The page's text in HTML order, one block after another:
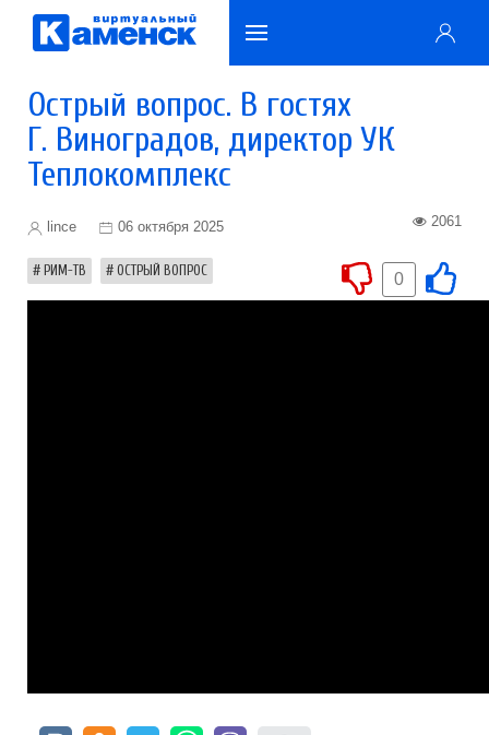
Острый вопрос. В гостях
Г. Виноградов, директор УК
Теплокомплекс
lince 06 октября 2025 2061
РИМ-ТВ ОСТРЫЙ ВОПРОС 0